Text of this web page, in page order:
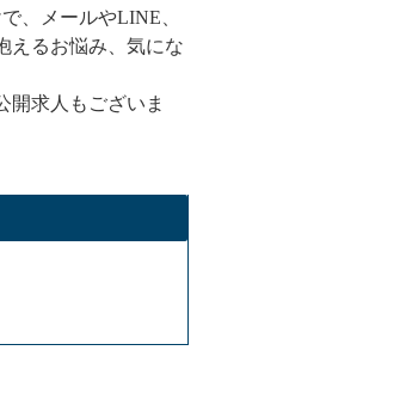
、メールやLINE、
えるお悩み、気にな
開求人もございま